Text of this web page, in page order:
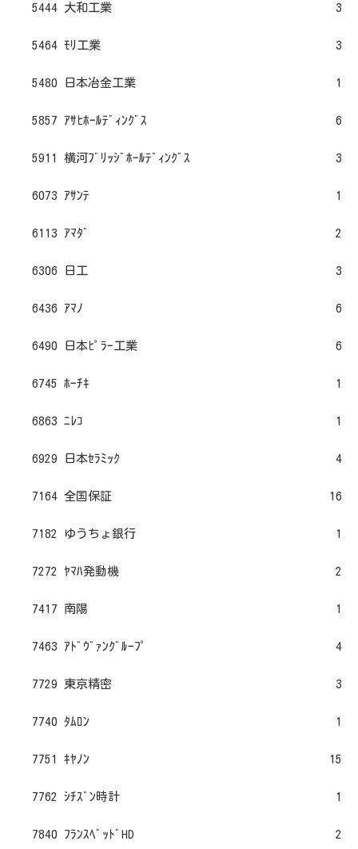
5444 大和工業 3
5464 ﾓﾘ工業 3
5480 日本冶金工業 1
5857 ｱｻﾋﾎｰﾙﾃﾞｨﾝｸﾞｽ 6
5911 横河ﾌﾞﾘｯｼﾞﾎｰﾙﾃﾞｨﾝｸﾞｽ 3
6073 ｱｻﾝﾃ 1
6113 ｱﾏﾀﾞ 2
6306 日工 3
6436 ｱﾏﾉ 6
6490 日本ﾋﾟﾗｰ工業 6
6745 ﾎｰﾁｷ 1
6863 ﾆﾚｺ 1
6929 日本ｾﾗﾐｯｸ 4
7164 全国保証 16
7182 ゆうちょ銀行 1
7272 ﾔﾏﾊ発動機 2
7417 南陽 1
7463 ｱﾄﾞｳﾞｧﾝｸﾞﾙｰﾌﾟ 4
7729 東京精密 3
7740 ﾀﾑﾛﾝ 1
7751 ｷﾔﾉﾝ 15
7762 ｼﾁｽﾞﾝ時計 1
7840 ﾌﾗﾝｽﾍﾞｯﾄﾞHD 2